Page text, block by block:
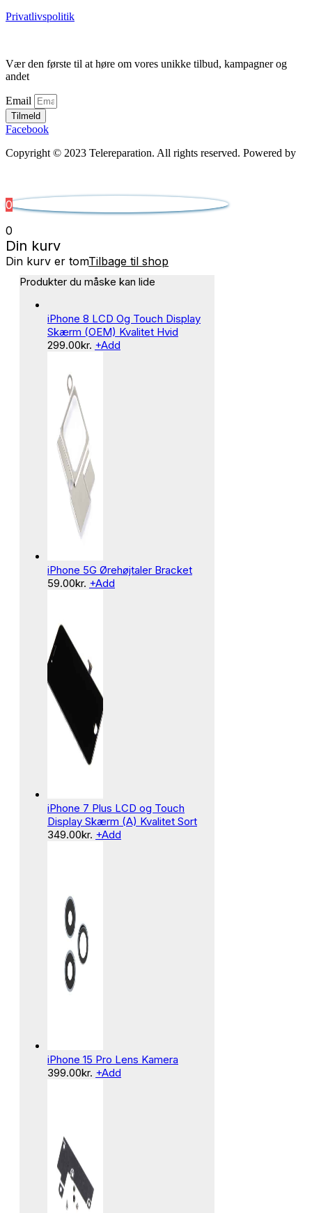
Privatlivspolitik
Vær den første til at høre om vores unikke tilbud, kampagner og
andet
Email
Tilmeld
Facebook
Copyright © 2023 Telereparation. All rights reserved. Powered by
0
0
Din kurv
Din kurv er tomTilbage til shop
Produkter du måske kan lide
iPhone 8 LCD Og Touch Display
Skærm (OEM) Kvalitet Hvid
299.00kr. +Add
iPhone 5G Ørehøjtaler Bracket
59.00kr. +Add
iPhone 7 Plus LCD og Touch
Display Skærm (A) Kvalitet Sort
349.00kr. +Add
iPhone 15 Pro Lens Kamera
399.00kr. +Add